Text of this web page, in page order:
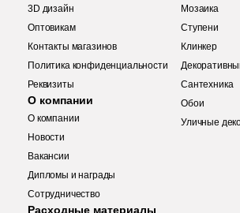
Купить в 1 клик
Заявка на бесплатный 3D
3D дизайн
Оптовикам
Контакты магазинов
Политика конфиденциальности
Реквизиты
О компании
О компании
Новости
Вакансии
Дипломы и награды
Сотрудничество
Расходные материалы
Мозаика
Ступени
Клинкер
Сантехника
Обои
Уличные